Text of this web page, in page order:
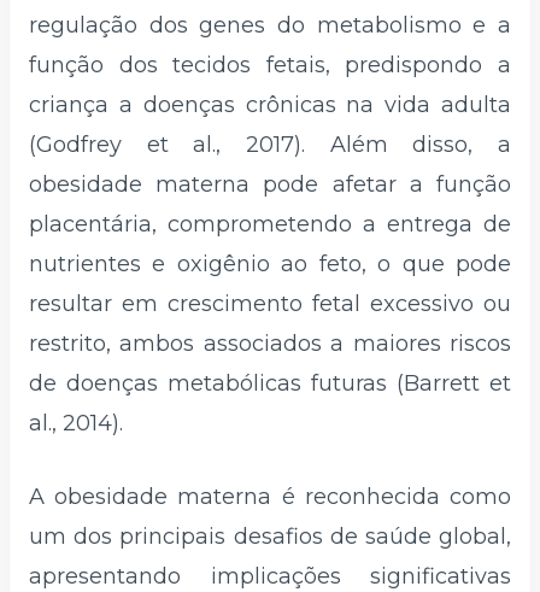
regulação dos genes do metabolismo e a
função dos tecidos fetais, predispondo a
criança a doenças crônicas na vida adulta
(Godfrey et al., 2017). Além disso, a
obesidade materna pode afetar a função
placentária, comprometendo a entrega de
nutrientes e oxigênio ao feto, o que pode
resultar em crescimento fetal excessivo ou
restrito, ambos associados a maiores riscos
de doenças metabólicas futuras (Barrett et
al., 2014).
A obesidade materna é reconhecida como
um dos principais desafios de saúde global,
apresentando implicações significativas